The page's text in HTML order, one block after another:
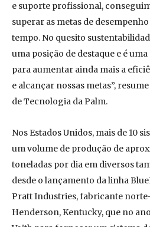
e suporte profissional,
superar as metas de
tempo. No quesito
uma posição de destaque e é
para aumentar ainda mais a
e alcançar nossas metas”,
de Tecnologia da Palm.
Nos Estados Unidos, mais de 10
um volume de produção de
toneladas por dia em diversos
desde o lançamento da linha
Pratt Industries, fabricante
Henderson, Kentucky, que no